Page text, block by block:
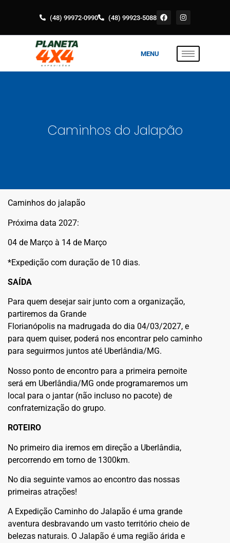
(48) 99972-0990 (48) 99923-5088
MENU
Caminhos do Jalapão
Caminhos do jalapão
Próxima data 2027:
04 de Março à 14 de Março
*Expedição com duração de 10 dias.
​SAÍDA
Para quem desejar sair junto com a organização,
partiremos da Grande
Florianópolis na madrugada do dia 04/03/2027, e
para quem quiser, poderá nos encontrar pelo caminho
para seguirmos juntos até Uberlândia/MG.
Nosso ponto de encontro para a primeira pernoite
será em Uberlândia/MG onde programaremos um
local para o jantar (não incluso no pacote) de
confraternização do grupo.
ROTEIRO
No primeiro dia iremos em direção a Uberlândia,
percorrendo em torno de 1300km.
No dia seguinte vamos ao encontro das nossas
primeiras atrações!
A Expedição Caminho do Jalapão é uma grande
aventura desbravando um vasto território cheio de
belezas naturais. O Jalapão é uma região árida e